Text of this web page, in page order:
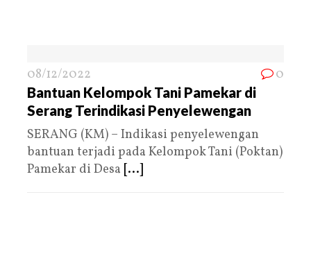
08/12/2022 0
Bantuan Kelompok Tani Pamekar di
Serang Terindikasi Penyelewengan
SERANG (KM) – Indikasi penyelewengan
bantuan terjadi pada Kelompok Tani (Poktan)
Pamekar di Desa [...]